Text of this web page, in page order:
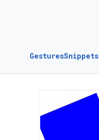
GesturesSnippets